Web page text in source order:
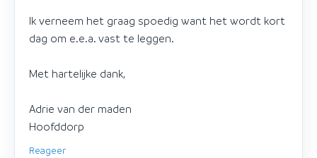
Ik verneem het graag spoedig want het wordt kort
dag om e.e.a. vast te leggen.
Met hartelijke dank,
Adrie van der maden
Hoofddorp
Reageer